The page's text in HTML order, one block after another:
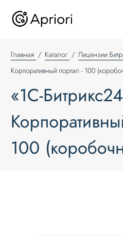
Главная Каталог Лицензии
Корпоративный портал - 100
«1С-
100